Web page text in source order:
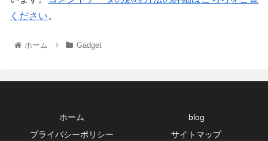
ください。
ホーム Gadget
ホーム
blog
プライバシーポリシー
サイトマップ